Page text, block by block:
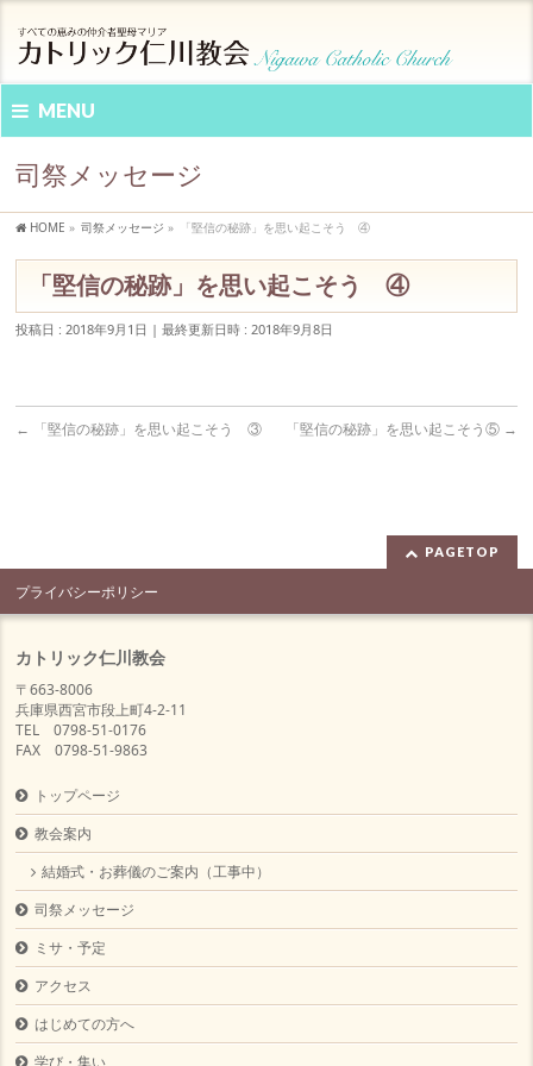
MENU
司祭メッセージ
HOME » 司祭メッセージ » 「堅信の秘跡」を思い起こそう ④
「堅信の秘跡」を思い起こそう ④
投稿日 : 2018年9月1日 最終更新日時 : 2018年9月8日
← 「堅信の秘跡」を思い起こそう ③ 「堅信の秘跡」を思い起こそう⑤ →
PAGETOP
プライバシーポリシー
カトリック仁川教会
〒663-8006
兵庫県西宮市段上町4-2-11
TEL 0798-51-0176
FAX 0798-51-9863
トップページ
教会案内
結婚式・お葬儀のご案内（工事中）
司祭メッセージ
ミサ・予定
アクセス
はじめての方へ
学び・集い